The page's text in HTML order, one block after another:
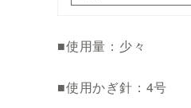
■使用量：少々
■使用かぎ針：4号